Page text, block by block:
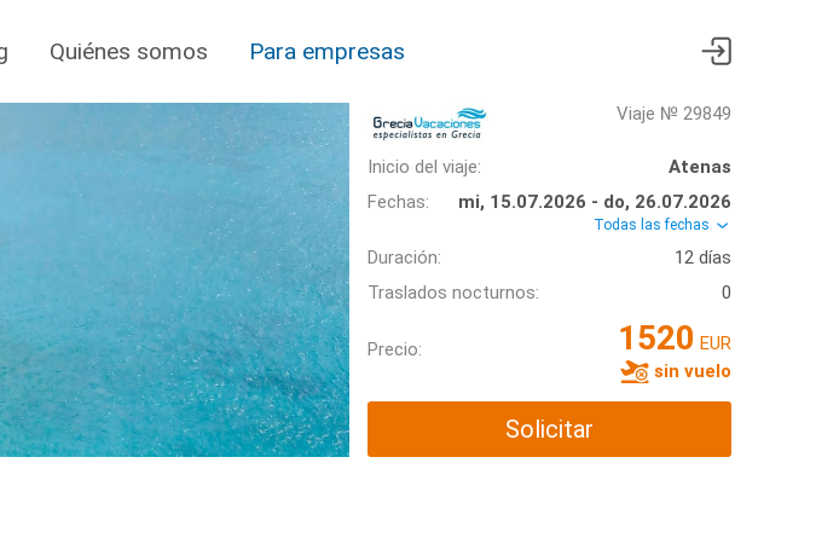
Quiénes somos Para empresas
Viaje № 29849
Inicio del viaje:
Atenas
Fechas:
mi, 15.07.2026 - do, 26.07.2026
Todas las fechas
Duración:
12 días
Traslados nocturnos:
0
Precio: 1520 EUR
sin vuelo
Solicitar